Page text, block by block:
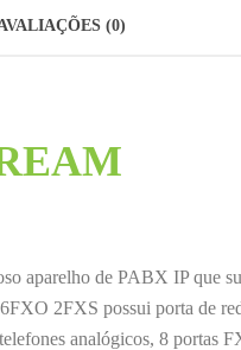
(0)
aparelho de PABX IP que
2FXS possui porta de
analógicos, 8 portas